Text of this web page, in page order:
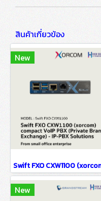
สินค้าเกี่ยวข้อง
New
New